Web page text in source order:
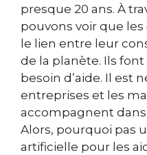
presque 20 ans. À
pouvons voir que
le lien entre leur
de la planète. Ils
besoin d’aide. Il est
entreprises et les
accompagnent
Alors, pourquoi pas
artificielle pour les